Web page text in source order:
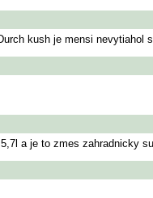
kush je mensi
a je to zmes zahradnicky